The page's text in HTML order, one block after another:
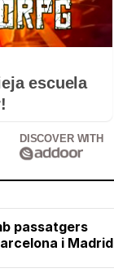
escuela
DISCOVER WITH
passatgers
i Madrid